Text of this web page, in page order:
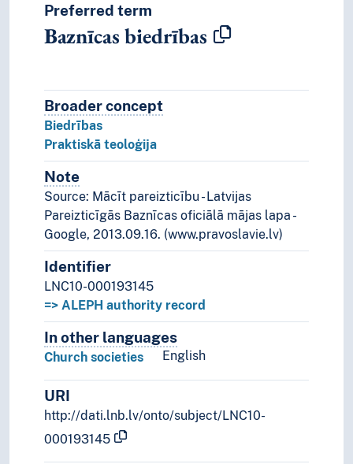
Preferred term
Baznīcas biedrības
Broader conceptBroader concept
Biedrības
Praktiskā teoloģija
NoteNotes
Source: Mācīt pareizticību - Latvijas
Pareizticīgās Baznīcas oficiālā mājas lapa -
Google, 2013.09.16. (www.pravoslavie.lv)
Identifier
LNC10-000193145
=> ALEPH authority record
In other languagesTerms for the concept in
English
Church societies
URI
http://dati.lnb.lv/onto/subject/LNC10-
000193145